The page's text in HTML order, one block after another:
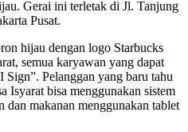
Gerai ini terletak di Jl. Tanjung
Pusat.
hijau dengan logo Starbucks
semua karyawan yang dapat
Sign”. Pelanggan yang baru tahu
Isyarat bisa menggunakan sistem
dan makanan menggunakan tablet